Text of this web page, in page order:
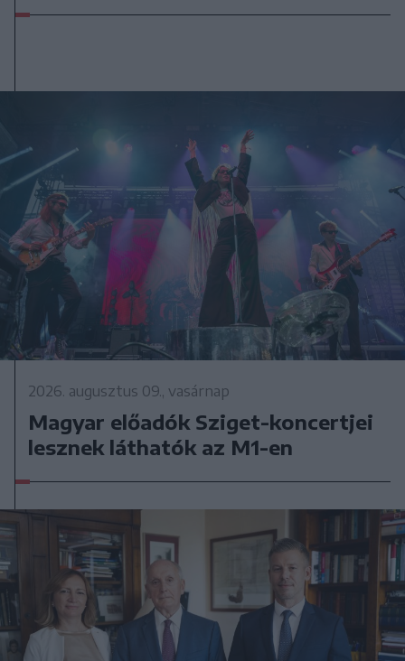
2026. augusztus 09., vasárnap
Magyar előadók Sziget-koncertjei
lesznek láthatók az M1-en